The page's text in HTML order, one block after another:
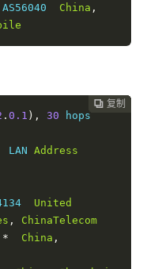
China ,
 复制
 复制
 复制
 复制
 复制
 复制
 复制
 复制
. 0.1 ), 30 hops
LAN
Address
United
,
ChinaTelecom
* China ,